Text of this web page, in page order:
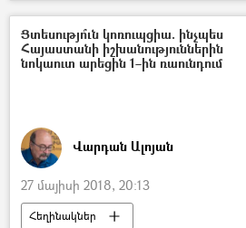
Ցտեսությո՞ւն կոռուպցիա. ինչպես
Հայաստանի իշխանություններին
նոկաուտ արեցին 1–ին ռաունդում
Վարդան Ալոյան
27 մայիսի 2018, 20:13
Հեղինակներ